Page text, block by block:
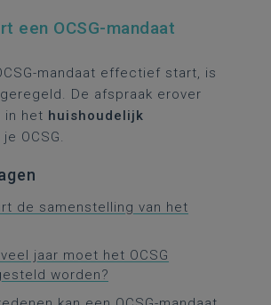
een OCSG-mandaat
mandaat effectief start, is
De afspraak erover
in het huishoudelijk
je OCSG.
de samenstelling van het
jaar moet het OCSG
worden?